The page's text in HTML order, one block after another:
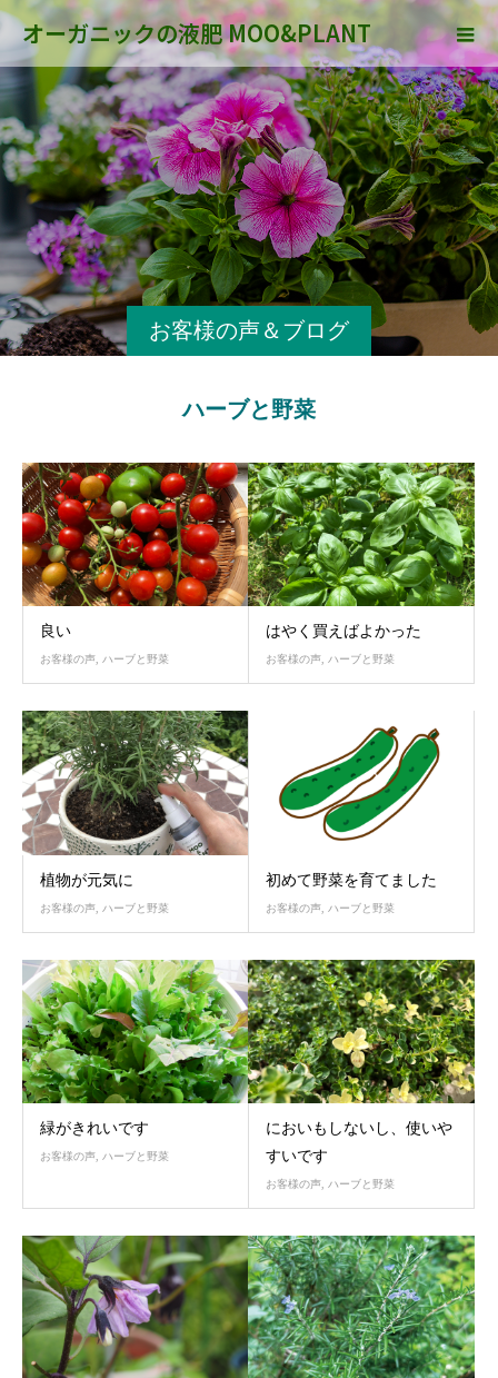
オーガニックの液肥 MOO&PLANT
お客様の声＆ブログ
ハーブと野菜
良い
お客様の声, ハーブと野菜
はやく買えばよかった
お客様の声, ハーブと野菜
植物が元気に
お客様の声 ハーブと野菜
初めて野菜を育てました
お客様の声 ハーブと野菜
緑がきれいです
お客様の声 ハーブと野菜
においもしないし、使いや
すいです
お客様の声 ハーブと野菜